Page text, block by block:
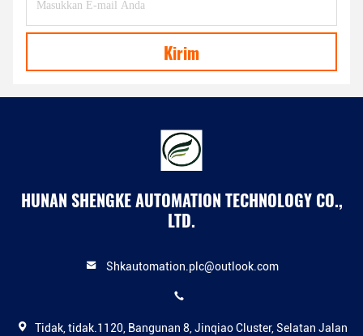
Kirim
HUNAN SHENGKE AUTOMATION TECHNOLOGY CO.,
LTD.
Shkautomation.plc@outlook.com
Tidak, tidak.1120, Bangunan 8, Jinqiao Cluster, Selatan Jalan